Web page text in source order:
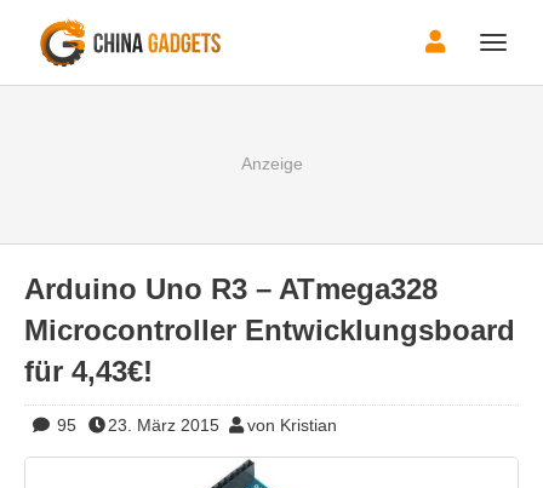
Toggle
Arduino Uno R3 – ATmega328
Microcontroller Entwicklungsboard
für 4,43€!
95 23. März 2015 von Kristian